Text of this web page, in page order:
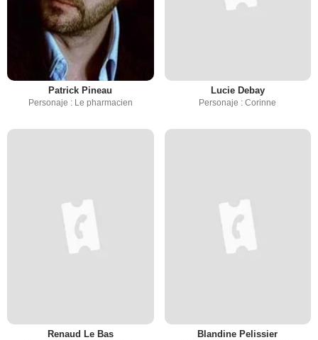
Patrick Pineau
Personaje : Le pharmacien
Lucie Debay
Personaje : Corinne
Renaud Le Bas Blandine Pelissier